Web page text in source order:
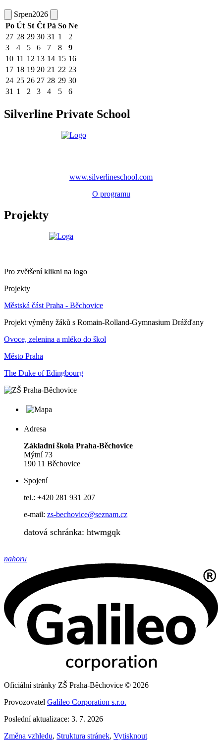
Srpen2026
Po Út St Čt Pá So Ne
27 28 29 30 31 1
2
3
4 5 6 7 8
9
10 11 12 13 14 15 16
17 18 19 20 21 22 23
24 25 26 27 28 29 30
31 1 2 3 4 5 6
Silverline Private School
www.silverlineschool.com
O programu
Projekty
Pro zvětšení klikni na logo
Projekty
Městská část Praha - Běchovice
Projekt výměny žáků s Romain-Rolland-Gymnasium Drážďany
Ovoce, zelenina a mléko do škol
Město Praha
The Duke of Edingbourg
Adresa
Základní škola Praha-Běchovice
Mýtní 73
190 11 Běchovice
Spojení
tel.: +420 281 931 207
e-mail: zs-bechovice@seznam.cz
datová schránka: htwmgqk
nahoru
Oficiální stránky ZŠ Praha-Běchovice © 2026
Provozovatel Galileo Corporation s.r.o.
Poslední aktualizace: 3. 7. 2026
Změna vzhledu, Struktura stránek, Vytisknout